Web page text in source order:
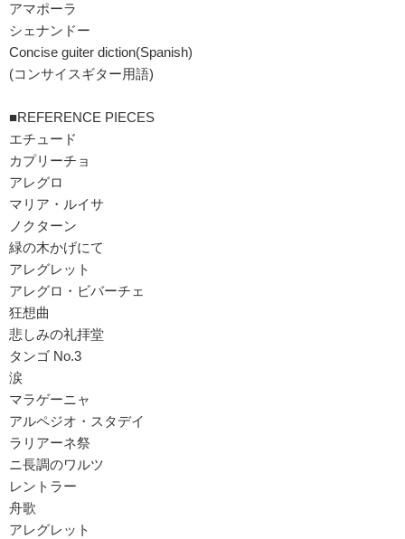
アマポーラ
シェナンドー
Concise guiter diction(Spanish)
(コンサイスギター用語)
■REFERENCE PIECES
エチュード
カプリーチョ
アレグロ
マリア・ルイサ
ノクターン
緑の木かげにて
アレグレット
アレグロ・ビバーチェ
狂想曲
悲しみの礼拝堂
タンゴ No.3
涙
マラゲーニャ
アルペジオ・スタデイ
ラリアーネ祭
ニ長調のワルツ
レントラー
舟歌
アレグレット